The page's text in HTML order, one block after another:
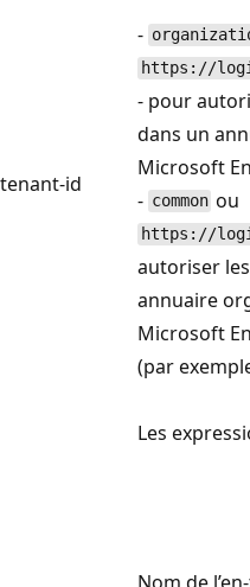
tenant-id
-
https://
- pour
dans un
Microsoft
- common ou
https://
autoriser
annuaire
Microsoft
(par
Les
Nom de